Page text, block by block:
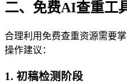
二、免费AI查重工
合理利用免费查重资源需要
操作建议：
1. 初稿检测阶段